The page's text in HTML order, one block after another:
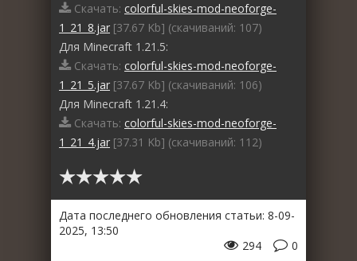
Скачать: colorful-skies-mod-neoforge-
1_21_8.jar [37.67 Kb] (cкачиваний: 107)
Для Minecraft 1.21.5:
Скачать: colorful-skies-mod-neoforge-
1_21_5.jar [37.67 Kb] (cкачиваний: 106)
Для Minecraft 1.21.4:
Скачать: colorful-skies-mod-neoforge-
1_21_4.jar [37.31 Kb] (cкачиваний: 112)
Дата последнего обновления статьи: 8-09-
2025, 13:50
0
294